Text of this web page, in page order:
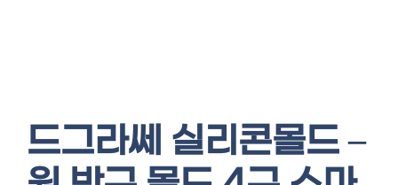
드그라쎄 실리콘몰드 –